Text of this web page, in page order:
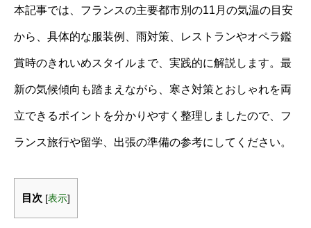
本記事では、フランスの主要都市別の11月の気温の目安
から、具体的な服装例、雨対策、レストランやオペラ鑑
賞時のきれいめスタイルまで、実践的に解説します。最
新の気候傾向も踏まえながら、寒さ対策とおしゃれを両
立できるポイントを分かりやすく整理しましたので、フ
ランス旅行や留学、出張の準備の参考にしてください。
目次 [表示]